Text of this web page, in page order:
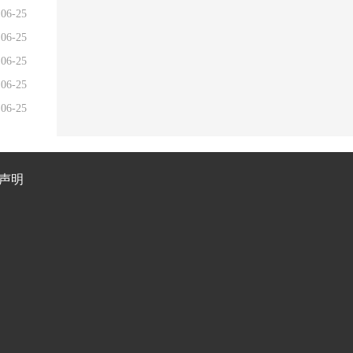
06-25
06-25
06-25
06-25
06-25
明